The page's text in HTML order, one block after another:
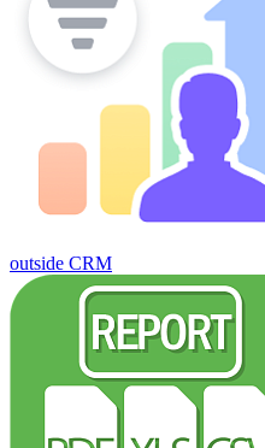
outside CRM